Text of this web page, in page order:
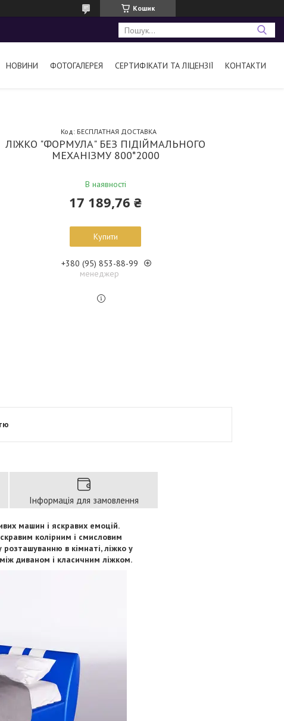
Кошик
НОВИНИ ФОТОГАЛЕРЕЯ СЕРТИФІКАТИ ТА ЛІЦЕНЗІЇ КОНТАКТИ
ЛІЖКО "ФОРМУЛА" БЕЗ ПІДІЙМАЛЬНОГО
МЕХАНІЗМУ 800*2000
В наявності
Код: БЕСПЛАТНАЯ ДОСТАВКА
17 189,76 ₴
Купити
+380 (95) 853-88-99
менеджер
Інформація для замовлення
машин і яскравих емоцій.
колірним і смисловим
в кімнаті, ліжко у
диваном і класичним ліжком.